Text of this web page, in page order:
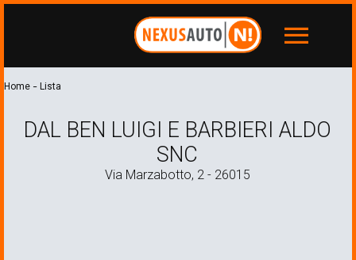
menu
Home - Lista
DAL BEN LUIGI E BARBIERI ALDO
SNC
Via Marzabotto, 2 - 26015